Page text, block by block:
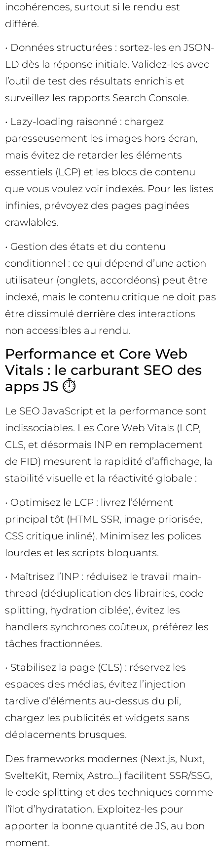
incohérences, surtout si le rendu est
différé.
• Données structurées : sortez-les en JSON-
LD dès la réponse initiale. Validez-les avec
l’outil de test des résultats enrichis et
surveillez les rapports Search Console.
• Lazy-loading raisonné : chargez
paresseusement les images hors écran,
mais évitez de retarder les éléments
essentiels (LCP) et les blocs de contenu
que vous voulez voir indexés. Pour les listes
infinies, prévoyez des pages paginées
crawlables.
• Gestion des états et du contenu
conditionnel : ce qui dépend d’une action
utilisateur (onglets, accordéons) peut être
indexé, mais le contenu critique ne doit pas
être dissimulé derrière des interactions
non accessibles au rendu.
Performance et Core Web
Vitals : le carburant SEO des
apps JS ⏱️
Le SEO JavaScript et la performance sont
indissociables. Les Core Web Vitals (LCP,
CLS, et désormais INP en remplacement
de FID) mesurent la rapidité d’affichage, la
stabilité visuelle et la réactivité globale :
• Optimisez le LCP : livrez l’élément
principal tôt (HTML SSR, image priorisée,
CSS critique inliné). Minimisez les polices
lourdes et les scripts bloquants.
• Maîtrisez l’INP : réduisez le travail main-
thread (déduplication des librairies, code
splitting, hydration ciblée), évitez les
handlers synchrones coûteux, préférez les
tâches fractionnées.
• Stabilisez la page (CLS) : réservez les
espaces des médias, évitez l’injection
tardive d’éléments au-dessus du pli,
chargez les publicités et widgets sans
déplacements brusques.
Des frameworks modernes (Next.js, Nuxt,
SvelteKit, Remix, Astro…) facilitent SSR/SSG,
le code splitting et des techniques comme
l’îlot d’hydratation. Exploitez-les pour
apporter la bonne quantité de JS, au bon
moment.